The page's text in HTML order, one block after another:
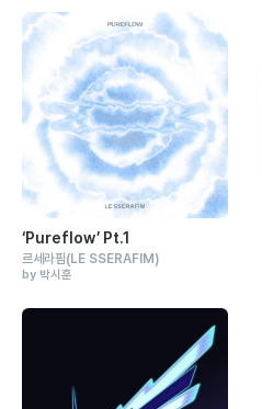
‘Pureflow’ Pt.1
르세라핌(LE SSERAFIM)
by 박시훈